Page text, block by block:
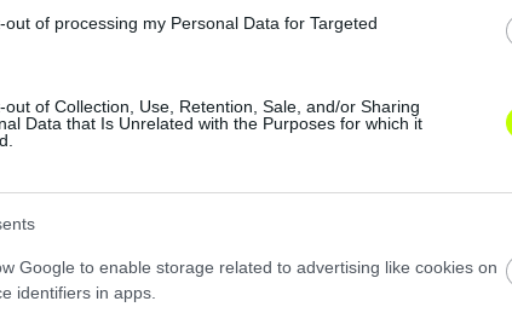
out of processing my Personal Data for Targeted
out of Collection, Use, Retention, Sale, and/or Sharing
Data that Is Unrelated with the Purposes for which it
Google to enable storage related to advertising like cookies on
identifiers in apps.